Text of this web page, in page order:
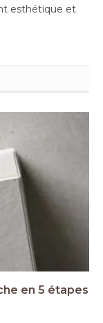
esthétique et
en 5 étapes